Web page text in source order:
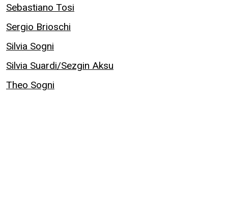
Sebastiano Tosi
Sergio Brioschi
Silvia Sogni
Silvia Suardi/Sezgin Aksu
Theo Sogni